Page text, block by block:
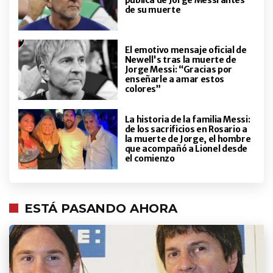
de su muerte
El emotivo mensaje oficial de
Newell's tras la muerte de
Jorge Messi: “Gracias por
enseñarle a amar estos
colores”
La historia de la familia Messi:
de los sacrificios en Rosario a
la muerte de Jorge, el hombre
que acompañó a Lionel desde
el comienzo
ESTÁ PASANDO AHORA
La historia de la familia Messi: de
la aventura europea al duro
momento familiar que atraviesan
en este Mundial
ENTRETENIMIENTO
Matteo Bocelli, entre ser hijo de
una leyenda, su "metejón" por
Argentina y una particular
definición sobre el amor
verdadero: "Es como la
naturaleza..."
ENTRETENIMIENTO
Anabel Sánchez y su especial
conexión con María Becerra:"Sé
que gracias a ella también estoy
El fuerte mensaje de Antonela
argentinos: "Llega a venir uno de
afuera..."
ENTRETENIMIENTO